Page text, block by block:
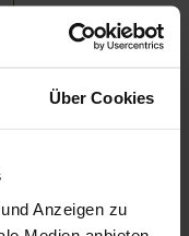
Über Cookies
Anzeigen zu
ein Arrangement